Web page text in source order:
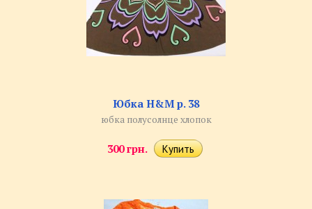
Юбка H&M р. 38
юбка полусолнце хлопок
300 грн.